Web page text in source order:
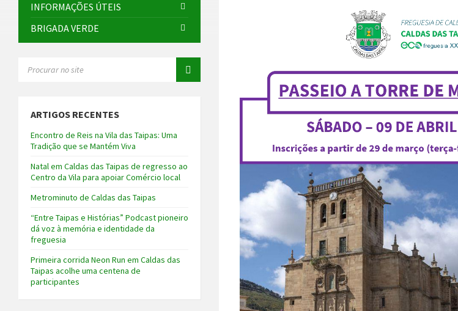
INFORMAÇÕES ÚTEIS
BRIGADA VERDE
ARTIGOS RECENTES
Encontro de Reis na Vila das Taipas: Uma
Tradição que se Mantém Viva
Natal em Caldas das Taipas de regresso ao
Centro da Vila para apoiar Comércio local
Metrominuto de Caldas das Taipas
“Entre Taipas e Histórias” Podcast pioneiro
dá voz à memória e identidade da
freguesia
Primeira corrida Neon Run em Caldas das
Taipas acolhe uma centena de
participantes